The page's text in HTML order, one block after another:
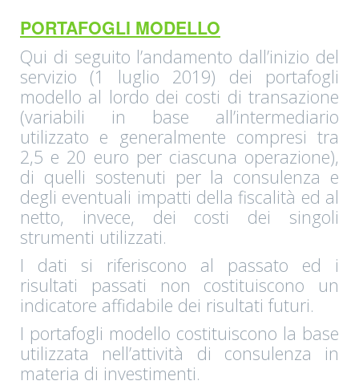
PORTAFOGLI MODELLO
Qui di seguito l’andamento dall’inizio del
servizio (1 luglio 2019) dei portafogli
modello al lordo dei costi di transazione
(variabili in base all’intermediario
utilizzato e generalmente compresi tra
2,5 e 20 euro per ciascuna operazione),
di quelli sostenuti per la consulenza e
degli eventuali impatti della fiscalità ed al
netto, invece, dei costi dei singoli
strumenti utilizzati.
I dati si riferiscono al passato ed i
risultati passati non costituiscono un
indicatore affidabile dei risultati futuri.
I portafogli modello costituiscono la base
utilizzata nell’attività di consulenza in
materia di investimenti.